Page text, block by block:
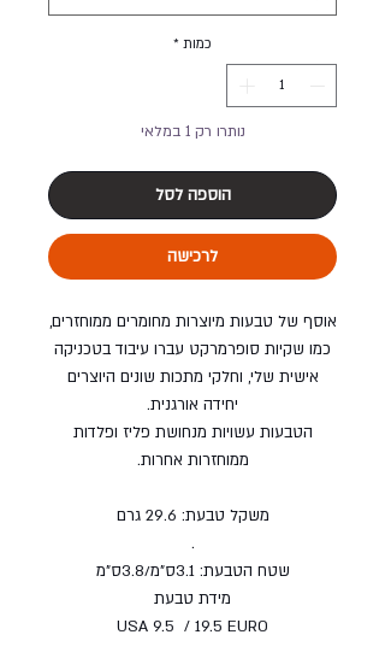
כמות *
נותרו רק 1 במלאי
הוספה לסל
לרכישה
אוסף של טבעות מיוצרות מחומרים ממוחזרים,
כמו שקיות סופרמרקט עברו עיבוד בטכניקה
אישית שלי, וחלקי מתכות שונים היוצרים
יחידה אורגנית.
הטבעות עשויות מנחושת פליז ופלדות
ממוחזרות אחרות.
משקל טבעת: 29.6 גרם
.
שטח הטבעת: 3.1ס"מ/3.8ס"מ
מידת טבעת
USA 9.5 / 19.5 EURO